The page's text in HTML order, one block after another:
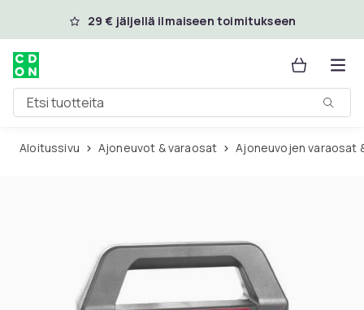
Ohita ja siirry pääsisältöön
29 € jäljellä ilmaiseen toimitukseen
Etsi tuotteita
Aloitussivu Ajoneuvot & varaosat Ajoneuvojen varaosat